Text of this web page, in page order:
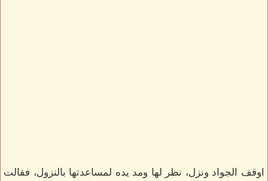
اوقف الجواد ونزل، نظر لها ومد يده لمساعدتها بالنزول، فقالت